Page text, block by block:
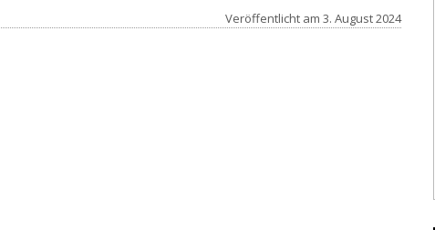
Veröffentlicht am 3. August 2024